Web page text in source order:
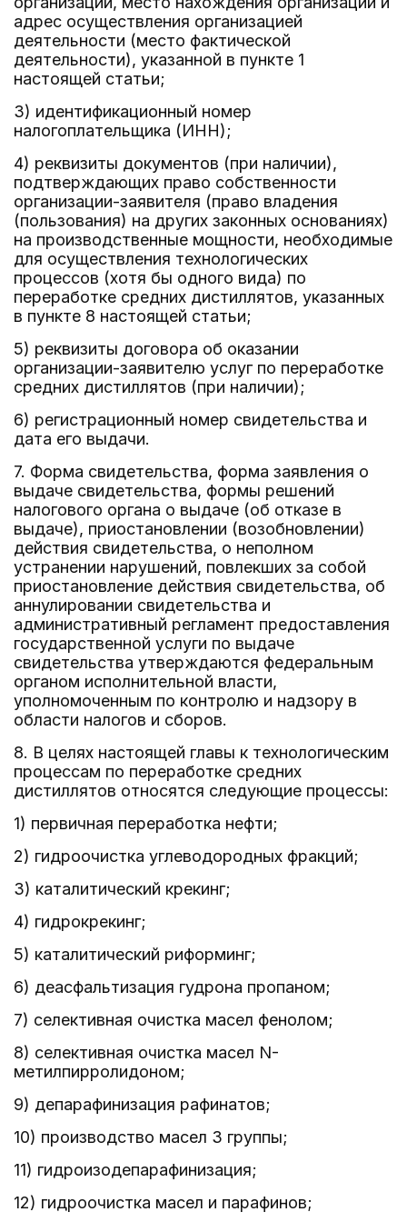
адрес осуществления организацией
деятельности (место фактической
деятельности), указанной в пункте 1
настоящей статьи;
3) идентификационный номер
налогоплательщика (ИНН);
4) реквизиты документов (при наличии),
подтверждающих право собственности
организации-заявителя (право владения
(пользования) на других законных основаниях)
на производственные мощности, необходимые
для осуществления технологических
процессов (хотя бы одного вида) по
переработке средних дистиллятов, указанных
в пункте 8 настоящей статьи;
5) реквизиты договора об оказании
организации-заявителю услуг по переработке
средних дистиллятов (при наличии);
6) регистрационный номер свидетельства и
дата его выдачи.
7. Форма свидетельства, форма заявления о
выдаче свидетельства, формы решений
налогового органа о выдаче (об отказе в
выдаче), приостановлении (возобновлении)
действия свидетельства, о неполном
устранении нарушений, повлекших за собой
приостановление действия свидетельства, об
аннулировании свидетельства и
административный регламент предоставления
государственной услуги по выдаче
свидетельства утверждаются федеральным
органом исполнительной власти,
уполномоченным по контролю и надзору в
области налогов и сборов.
8. В целях настоящей главы к технологическим
процессам по переработке средних
дистиллятов относятся следующие процессы:
1) первичная переработка нефти;
2) гидроочистка углеводородных фракций;
3) каталитический крекинг;
4) гидрокрекинг;
5) каталитический риформинг;
6) деасфальтизация гудрона пропаном;
7) селективная очистка масел фенолом;
8) селективная очистка масел N-
метилпирролидоном;
9) депарафинизация рафинатов;
10) производство масел 3 группы;
11) гидроизодепарафинизация;
12) гидроочистка масел и парафинов;